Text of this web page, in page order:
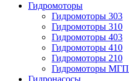
Гидромоторы
Гидромоторы 303
Гидромоторы 310
Гидромоторы 403
Гидромоторы 410
Гидромоторы 210
Гидромоторы МГП
Гидронасосы